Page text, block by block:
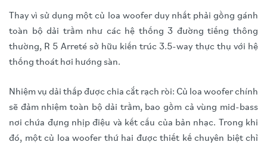
Thay vì sử dụng một củ loa woofer duy nhất phải gồng gánh
toàn bộ dải trầm như các hệ thống 3 đường tiếng thông
thường, R 5 Arreté sở hữu kiến trúc 3.5-way thực thụ với hệ
thống thoát hơi hướng sàn.
Nhiệm vụ dải thấp được chia cắt rạch ròi: Củ loa woofer chính
sẽ đảm nhiệm toàn bộ dải trầm, bao gồm cả vùng mid-bass
nơi chứa đựng nhịp điệu và kết cấu của bản nhạc. Trong khi
đó, một củ loa woofer thứ hai được thiết kế chuyên biệt chỉ